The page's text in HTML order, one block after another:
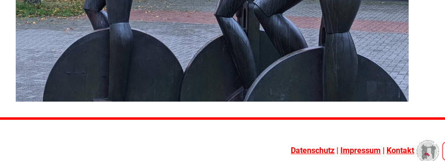
Datenschutz | Impressum | Kontakt